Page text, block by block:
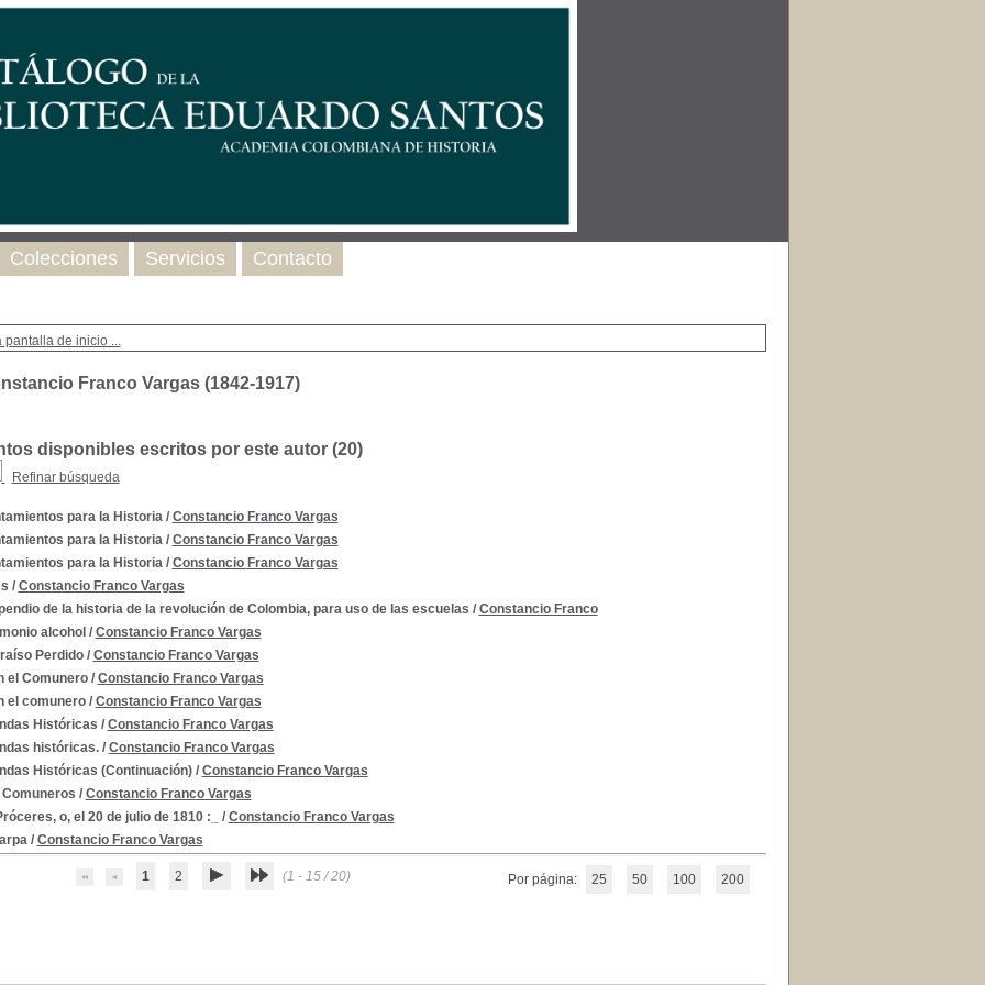
pantalla de inicio ...
Franco Vargas (1842-1917)
disponibles escritos por este autor (20)
Refinar búsqueda
para la Historia / Constancio Franco Vargas
para la Historia / Constancio Franco Vargas
para la Historia / Constancio Franco Vargas
/ Constancio Franco Vargas
de la historia de la revolución de Colombia, para uso de las escuelas / Constancio Franco
alcohol / Constancio Franco Vargas
Perdido / Constancio Franco Vargas
el Comunero / Constancio Franco Vargas
el comunero / Constancio Franco Vargas
Históricas / Constancio Franco Vargas
históricas./ Constancio Franco Vargas
Históricas (Continuación) / Constancio Franco Vargas
Comuneros / Constancio Franco Vargas
o, el 20 de julio de 1810 :_
/ Constancio Franco Vargas
/ Constancio Franco Vargas
1 2 (1 - 15 / 20) Por página: 25 50 100 200
Colecciones Servicios Contacto
1819
1810-1819